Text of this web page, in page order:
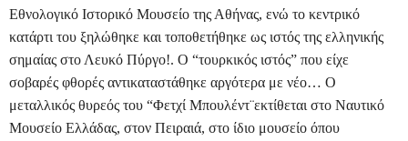
Εθνολογικό Ιστορικό Μουσείο της Αθήνας, ενώ το κεντρικό
κατάρτι του ξηλώθηκε και τοποθετήθηκε ως ιστός της ελληνικής
σημαίας στο Λευκό Πύργο!. Ο “τουρκικός ιστός” που είχε
σοβαρές φθορές αντικαταστάθηκε αργότερα με νέο… Ο
μεταλλικός θυρεός του “Φετχί Μπουλέντ¨εκτίθεται στο Ναυτικό
Μουσείο Ελλάδας, στον Πειραιά, στο ίδιο μουσείο όπου